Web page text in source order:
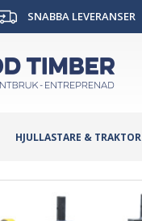
SNABBA LEVERANSER
HJULLASTARE & TRAKTOR